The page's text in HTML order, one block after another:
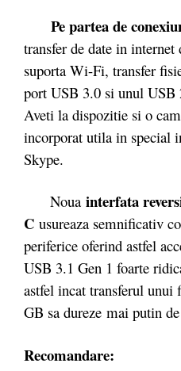
Pe partea de
transfer de date in
suporta Wi-Fi, transfer
port USB 3.0 si unul
Aveti la dispozitie si o
incorporat utila in special
Skype.
Noua interfata
C usureaza semnificativ
periferice oferind astfel
USB 3.1 Gen 1 foarte
astfel incat transferul
GB sa dureze mai putin
Recomandare: